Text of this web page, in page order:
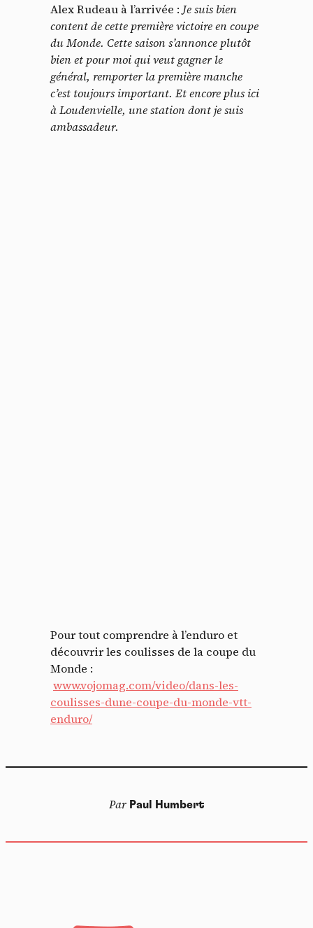
Alex Rudeau à l’arrivée : Je suis bien
content de cette première victoire en coupe
du Monde. Cette saison s’annonce plutôt
bien et pour moi qui veut gagner le
général, remporter la première manche
c’est toujours important. Et encore plus ici
à Loudenvielle, une station dont je suis
ambassadeur.
Pour tout comprendre à l’enduro et
découvrir les coulisses de la coupe du
Monde :
www.vojomag.com/video/dans-les-
coulisses-dune-coupe-du-monde-vtt-
enduro/
Par Paul Humbert